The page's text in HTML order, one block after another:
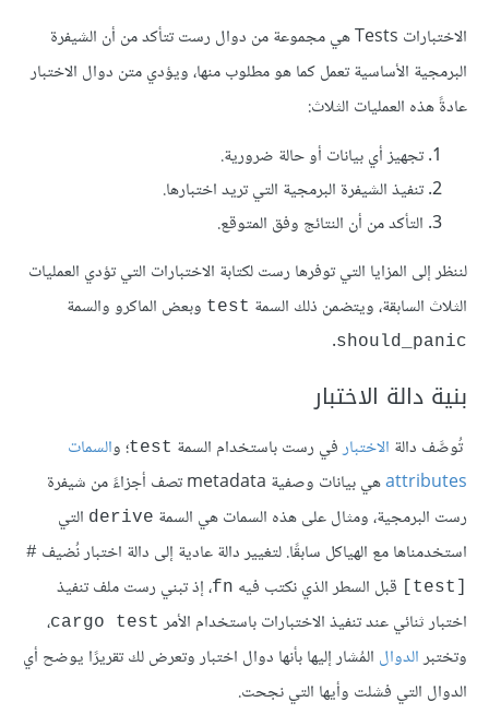
الاختبارات Tests هي مجموعة من دوال رست تتأكد من أن الشيفرة
البرمجية الأساسية تعمل كما هو مطلوب منها، ويؤدي متن دوال الاختبار
عادةً هذه العمليات الثلاث:
تجهيز أي بيانات أو حالة ضرورية.
تنفيذ الشيفرة البرمجية التي تريد اختبارها.
التأكد من أن النتائج وفق المتوقع.
لننظر إلى المزايا التي توفرها رست لكتابة الاختبارات التي تؤدي العمليات
الثلاث السابقة، ويتضمن ذلك السمة test وبعض الماكرو والسمة
should_panic
.
بنية دالة الاختبار
الاختبارفي رست باستخدام السمة test؛ والسمات
attributes
هي بيانات وصفية metadata تصف أجزاءً من شيفرة
رست البرمجية، ومثال على هذه السمات هي السمة derive التي
استخدمناها مع الهياكل سابقًا. لتغيير دالة عادية إلى دالة اختبار نُضيف ‎#
[test]‎
قبل السطر الذي نكتب فيه fn، إذ تبني رست ملف تنفيذ
اختبار ثنائي عند تنفيذ الاختبارات باستخدام الأمر cargo test،
وتختبرالدوال المُشار إليها بأنها دوال اختبار وتعرض لك تقريرًا يوضح أي
الدوال التي فشلت وأيها التي نجحت.